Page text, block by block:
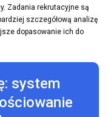
Zadania rekrutacyjne są
szczegółową analizę
dopasowanie ich do
system